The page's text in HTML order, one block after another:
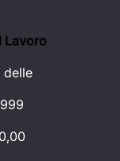
Lavoro
delle